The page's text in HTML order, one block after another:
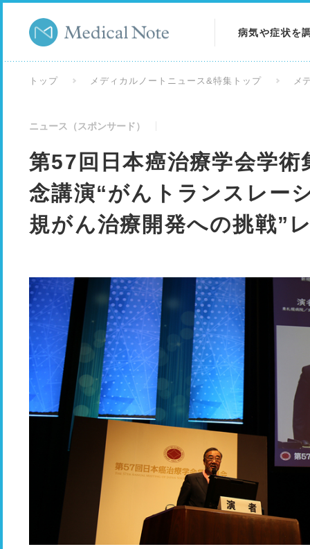
病気や症状を
トップ メディカルノートニュース&特集トップ メ
ニュース（スポンサード）
第57回日本癌治療学会学
念講演“がんトランスレー
規がん治療開発への挑戦”